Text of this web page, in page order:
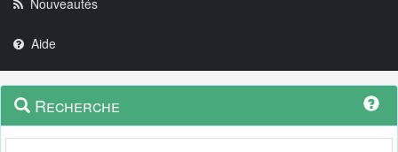
Aide
Navigation
outils
Menu
contextuel
Recherche